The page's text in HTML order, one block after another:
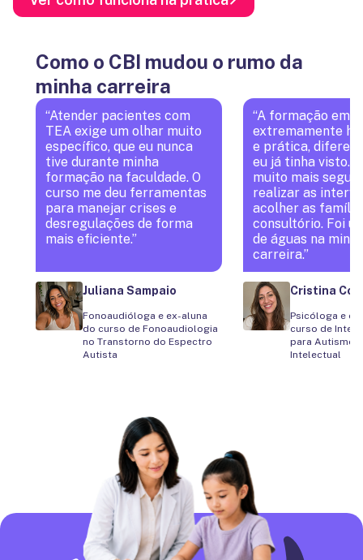
Como o CBI mudou o rumo da
minha carreira
“Atender pacientes com
TEA exige um olhar muito
específico, que eu nunca
tive durante minha
formação na faculdade. O
curso me deu ferramentas
para manejar crises e
desregulações de forma
mais eficiente.”
Juliana Sampaio
Fonoaudióloga e ex-aluna
do curso de Fonoaudiologia
no Transtorno do Espectro
Autista
“A formação em
extremamente
e prática,
eu já tinha visto.
muito mais
realizar as
acolher as
consultório. Foi
de águas na
carreira.”
Cristina
Psicóloga e
curso de
para Autismo
Intelectual